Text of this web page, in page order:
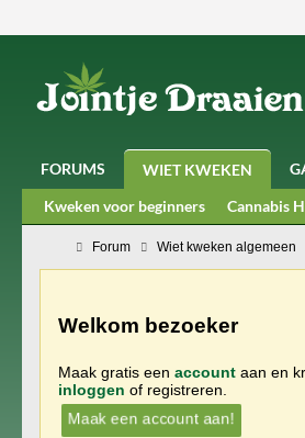
FORUMS WIET KWEKEN
Kweken voor beginners
Cannabis
Forum Wiet kweken algemeen
Welkom bezoeker
Maak gratis een account aan en
inloggen of registreren.
Maak een account aan!